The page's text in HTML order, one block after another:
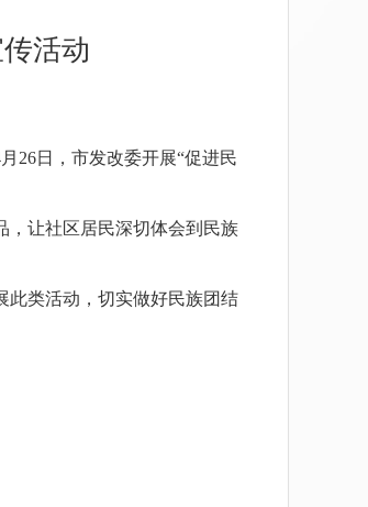
活动
26日，市发改委开展“促进民
让社区居民深切体会到民族
类活动，切实做好民族团结